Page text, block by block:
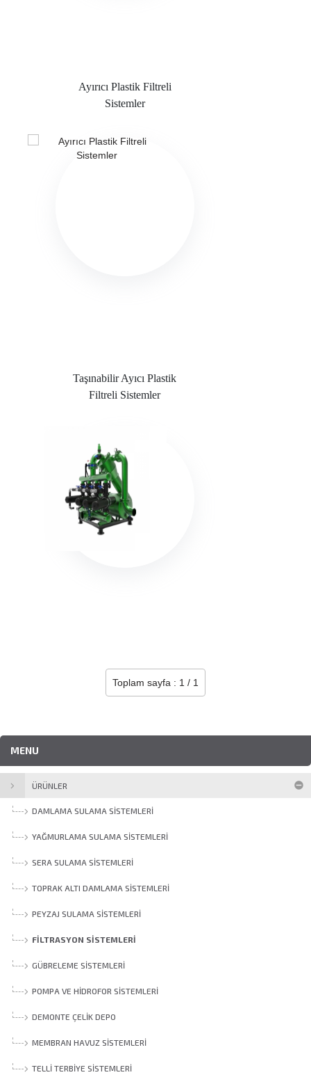
Ayırıcı Plastik Filtreli
Sistemler
Taşınabilir Ayıcı Plastik
Filtreli Sistemler
Toplam sayfa : 1 / 1
MENU
ÜRÜNLER
DAMLAMA SULAMA SISTEMLERI
YAĞMURLAMA SULAMA SISTEMLERI
SERA SULAMA SISTEMLERI
TOPRAK ALTI DAMLAMA SISTEMLERI
PEYZAJ SULAMA SISTEMLERI
FILTRASYON SISTEMLERI
GÜBRELEME SISTEMLERI
POMPA VE HIDROFOR SISTEMLERI
DEMONTE ÇELIK DEPO
MEMBRAN HAVUZ SISTEMLERI
TELLI TERBIYE SISTEMLERI